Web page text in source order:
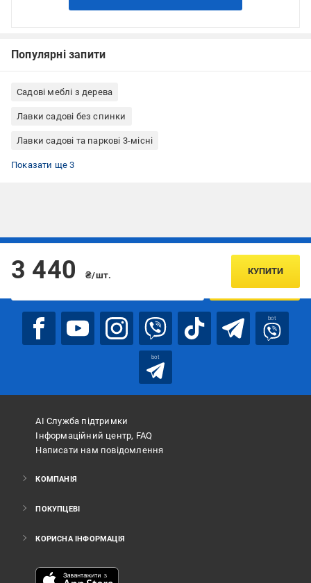
Популярні запити
Садові меблі з дерева
Лавки садові без спинки
Лавки садові та паркові 3-місні
Лавки дерев'яні
Лавки з металу
Лавки садові та паркові Tivoli-land
Показати ще 3
3 440 ₴/шт. КУПИТИ
Підписуйтесь, щоб дізнаватись першим про акції та пропозиції
ПІДПИСАТИСЯ
bot
bot
АІ Служба підтримки
Інформаційний центр, FAQ
Написати нам повідомлення
КОМПАНІЯ
ПОКУПЦЕВІ
КОРИСНА ІНФОРМАЦІЯ